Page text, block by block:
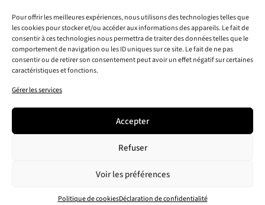
Pour offrir les meilleures expériences, nous utilisons des technologies telles que
les cookies pour stocker et/ou accéder aux informations des appareils. Le fait de
consentir à ces technologies nous permettra de traiter des données telles que le
comportement de navigation ou les ID uniques sur ce site. Le fait de ne pas
consentir ou de retirer son consentement peut avoir un effet négatif sur certaines
caractéristiques et fonctions.
Gérer les services
Accepter
Refuser
Voir les préférences
Politique de cookiesDéclaration de confidentialité
la newsletter.
J'acceptela politique de confidentialité
© 2026 · ATLAS -Politique de Confidentialité-Politique de Cookies (UE)